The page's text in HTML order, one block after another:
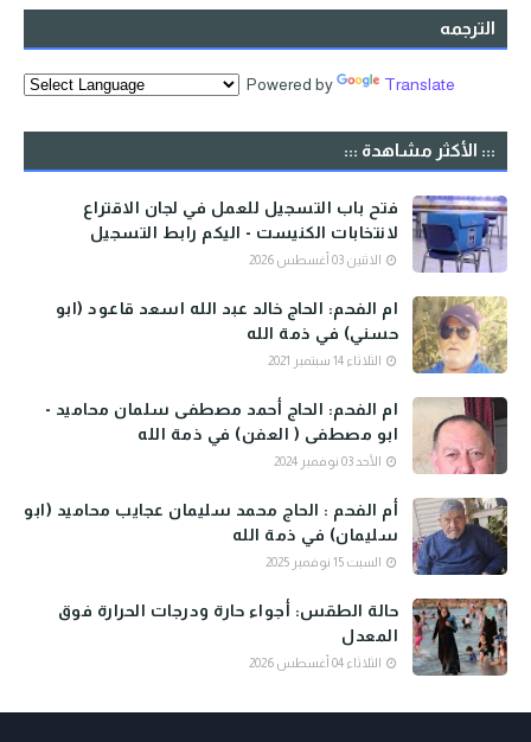
الترجمه
Powered by Translate
::: الأكثر مشاهدة :::
فتح باب التسجيل للعمل في لجان الاقتراع
لانتخابات الكنيست - اليكم رابط التسجيل
الاثنين 03 أغسطس 2026
ام الفحم: الحاج خالد عبد الله اسعد قاعود (ابو
حسني) في ذمة الله
الثلاثاء 14 سبتمبر 2021
ام الفحم: الحاج أحمد مصطفى سلمان محاميد -
ابو مصطفى ( العفن) في ذمة الله
الأحد 03 نوفمبر 2024
أم الفحم : الحاج محمد سليمان عجايب محاميد (ابو
سليمان) في ذمة الله
السبت 15 نوفمبر 2025
حالة الطقس: أجواء حارة ودرجات الحرارة فوق
المعدل
الثلاثاء 04 أغسطس 2026